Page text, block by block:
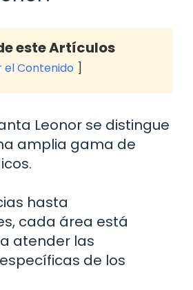
este Artículos
Contenido
Leonor se distingue
amplia gama de
hasta
cada área está
atender las
de los